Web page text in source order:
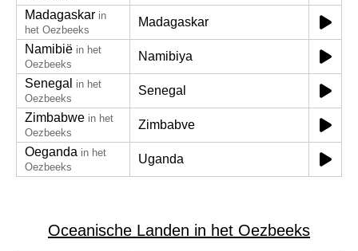
Madagaskar in
het Oezbeeks
Madagaskar
Namibië in het
Oezbeeks
Namibiya
Senegal
in het
Oezbeeks
Senegal
Zimbabwe in het
Oezbeeks
Zimbabve
Oeganda in het
Oezbeeks
Uganda
Oceanische Landen in het Oezbeeks